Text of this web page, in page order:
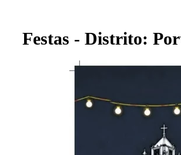
Festas - Distrito: